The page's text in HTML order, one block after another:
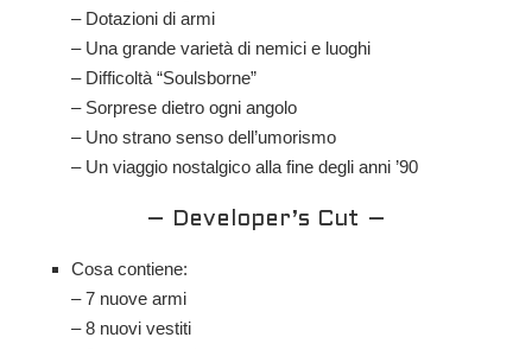
– Dotazioni di armi
– Una grande varietà di nemici e luoghi
– Difficoltà “Soulsborne”
– Sorprese dietro ogni angolo
– Uno strano senso dell’umorismo
– Un viaggio nostalgico alla fine degli anni ’90
– Developer’s Cut –
Cosa contiene:
– 7 nuove armi
– 8 nuovi vestiti